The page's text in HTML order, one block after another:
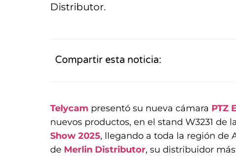
Distributor.
Compartir esta noticia:
Telycam presentó su nueva cámara PTZ
nuevos productos, en el stand W3231 de
Show 2025, llegando a toda la región de
de Merlin Distributor, su distribuidor